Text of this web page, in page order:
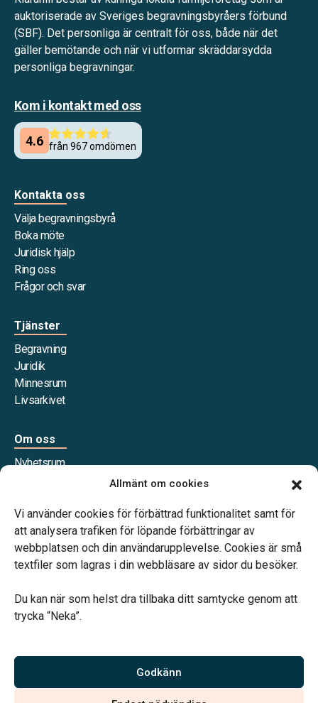
Allmänt om cookies
Vi använder cookies för förbättrad funktionalitet samt för
att analysera trafiken för löpande förbättringar av
webbplatsen och din användarupplevelse. Cookies är små
textfiler som lagras i din webbläsare av sidor du besöker.
Du kan när som helst dra tillbaka ditt samtycke genom att
trycka “Neka”.
Godkänn
auktoriserade av Sveriges begravningsbyråers förbund
(SBF). Det personliga är centralt för oss, både när det
gäller bemötande och när vi utformar skräddarsydda
personliga begravningar.
Kom i kontakt med oss
Kontakta oss
Välja begravningsbyrå
Boka möte
Juridisk hjälp
Ring oss
Frågor och svar
Tjänster
Begravning
Juridik
Minnesrum
Livsarkivet
Om oss
Nyhetsrum
Våra samarbetspartners
familjejuridiken – genom hela livet.